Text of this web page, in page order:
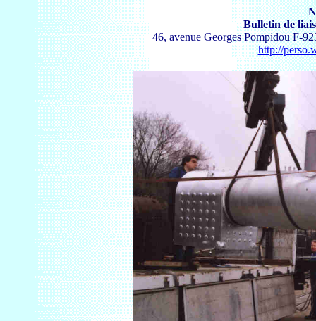
N
Bulletin de
46, avenue Georges Pompidou F-
http://